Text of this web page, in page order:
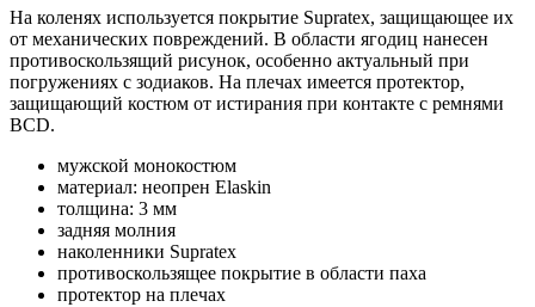
На коленях используется покрытие Supratex, защищающее их
от механических повреждений. В области ягодиц нанесен
противоскользящий рисунок, особенно актуальный при
погружениях с зодиаков. На плечах имеется протектор,
защищающий костюм от истирания при контакте с ремнями
BCD.
мужской монокостюм
материал: неопрен Elaskin
толщина: 3 мм
задняя молния
наколенники Supratex
противоскользящее покрытие в области паха
протектор на плечах